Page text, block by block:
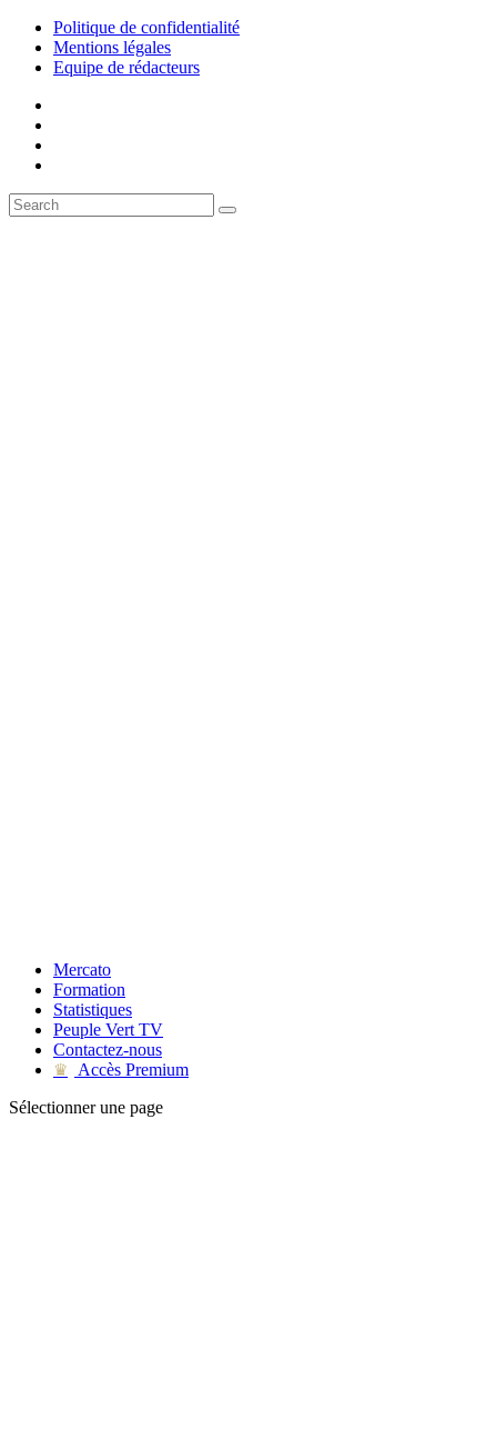
Politique de confidentialité
Mentions légales
Equipe de rédacteurs
Mercato
Formation
Statistiques
Peuple Vert TV
Contactez-nous
♛
Accès Premium
Sélectionner une page